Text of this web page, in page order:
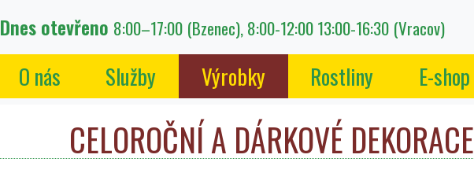
O nás Služby Výrobky Rostliny E-shop
Dnes otevřeno 8:00–17:00 (Bzenec), 8:00-12:00 13:00-16:30 (Vracov)
CELOROČNÍ A DÁRKOVÉ DEKORACE